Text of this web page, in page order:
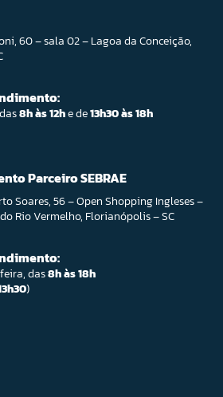
60 – sala 02 – Lagoa da Conceição,
8h às 12he de13h30 às 18h
Parceiro SEBRAE
Soares, 56 – Open Shopping Ingleses –
Rio Vermelho, Florianópolis – SC
das8h às 18h
)